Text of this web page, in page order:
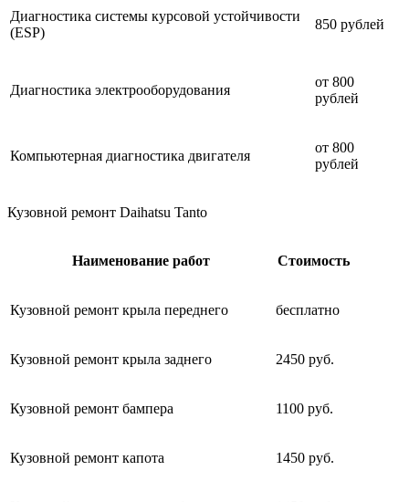
Диагностика системы курсовой устойчивости
(ESP)
850 рублей
Диагностика электрооборудования
от 800
рублей
Компьютерная диагностика двигателя
от 800
рублей
Кузовной ремонт Daihatsu Tanto
Наименование работ Стоимость
Кузовной ремонт крыла переднего бесплатно
Кузовной ремонт крыла заднего 2450 руб.
Кузовной ремонт бампера 1100 руб.
Кузовной ремонт капота 1450 руб.